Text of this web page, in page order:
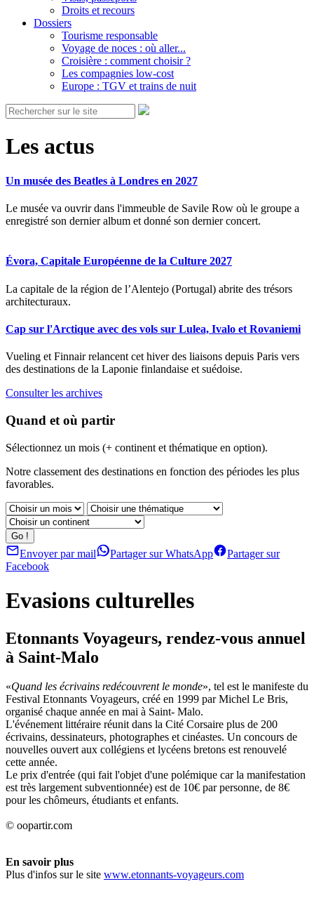
Droits et recours
Dossiers
Tourisme responsable
Voyage de noces : où aller...
Croisière : comment choisir ?
Les compagnies low-cost
Europe : TGV et trains de nuit
Les actus
Un musée des Beatles à Londres en 2027
Le musée va ouvrir dans l'immeuble de Savile Row où le groupe a
enregistré son dernier album et donné son dernier concert.
Évora, Capitale Européenne de la Culture 2027
La capitale de la région de l’Alentejo (Portugal) abrite des trésors
architecturaux.
Cap sur l'Arctique avec des vols sur Lulea, Ivalo et Rovaniemi
Vueling et Finnair relancent cet hiver des liaisons depuis Paris vers
des destinations de la Laponie finlandaise et suédoise.
Consulter les archives
Quand et où partir
Sélectionnez un mois (+ continent et thématique en option).
Notre classement des destinations en fonction des périodes les plus
favorables.
Envoyer par mail Partager sur WhatsApp
Partager sur
Facebook
Evasions culturelles
Etonnants Voyageurs, rendez-vous annuel
à Saint-Malo
«Quand les écrivains redécouvrent le monde», tel est le manifeste du
Festival Etonnants Voyageurs, créé en 1999 par Michel Le Bris,
organisé chaque année en mai à Saint- Malo.
L'événement littéraire réunit dans la Cité Corsaire plus de 200
écrivains, dessinateurs, photographes et cinéastes. Un concours de
nouvelles ouvert aux collégiens et lycéens bretons est renouvelé
cette année.
Le prix d'entrée (qui fait l'objet d'une polémique car la manifestation
est très largement subventionnée) est de 10€ par personne, de 8€
pour les chômeurs, étudiants et enfants.
© oopartir.com
En savoir plus
Plus d'infos sur le site www.etonnants-voyageurs.com